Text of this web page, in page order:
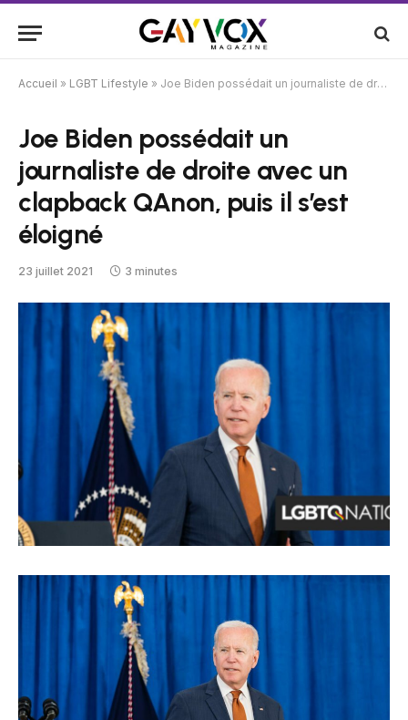
Accueil » LGBT Lifestyle » Joe Biden possédait un journaliste de droite avec un clapback QAnon, puis il s’est éloigné
Joe Biden possédait un
journaliste de droite avec un
clapback QAnon, puis il s’est
éloigné
23 juillet 2021 3 minutes